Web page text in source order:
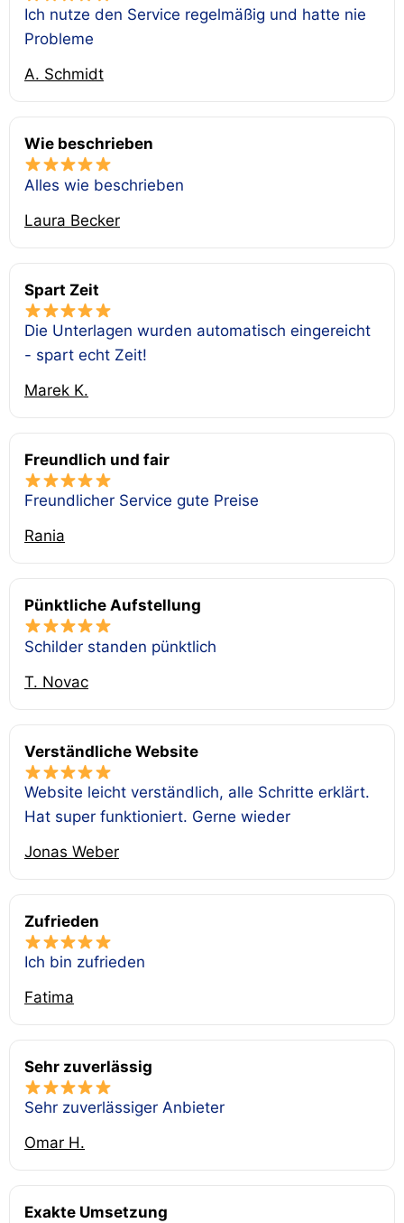
Ich nutze den Service regelmäßig und hatte nie
Probleme
A. Schmidt
Wie beschrieben
Alles wie beschrieben
Laura Becker
Spart Zeit
Die Unterlagen wurden automatisch eingereicht
- spart echt Zeit!
Marek K.
Freundlich und fair
Freundlicher Service gute Preise
Rania
Pünktliche Aufstellung
Schilder standen pünktlich
T. Novac
Verständliche Website
Website leicht verständlich, alle Schritte erklärt.
Hat super funktioniert. Gerne wieder
Jonas Weber
Zufrieden
Ich bin zufrieden
Fatima
Sehr zuverlässig
Sehr zuverlässiger Anbieter
Omar H.
Exakte Umsetzung